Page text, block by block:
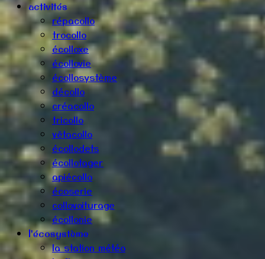
activités
répacollo
trocollo
écolloxe
écollovie
écollosystème
décollo
créacollo
tricollo
vêtacollo
écollodets
écollotager
apiécollo
écoserie
collovoiturage
écollonie
l'écosystème
la station météo